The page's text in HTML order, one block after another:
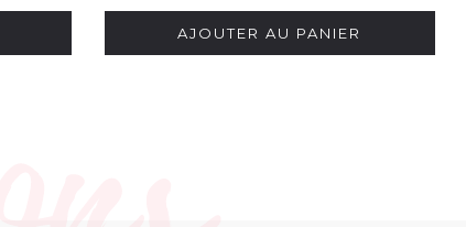
AJOUTER AU PANIER